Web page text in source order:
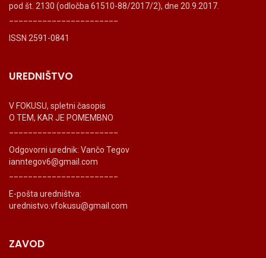
pod št. 2130 (odločba 61510-88/2017/2), dne 20.9.2017.
ISSN 2591-0841
UREDNIŠTVO
V FOKUSU, spletni časopis
O TEM, KAR JE POMEMBNO
Odgovorni urednik: Vančo Tegov
ianntegov6@gmail.com
E-pošta uredništva:
urednistvo.vfokusu@gmail.com
ZAVOD